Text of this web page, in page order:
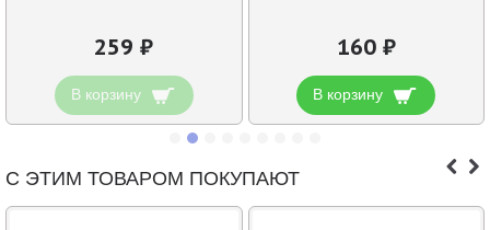
259 ₽
В корзину
160 ₽
В корзину
С ЭТИМ ТОВАРОМ ПОКУПАЮТ